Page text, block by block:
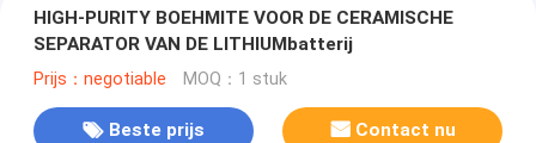
HIGH-PURITY BOEHMITE VOOR DE CERAMISCHE
SEPARATOR VAN DE LITHIUMbatterij
Prijs：negotiable MOQ：1 stuk
Beste prijs Contact nu